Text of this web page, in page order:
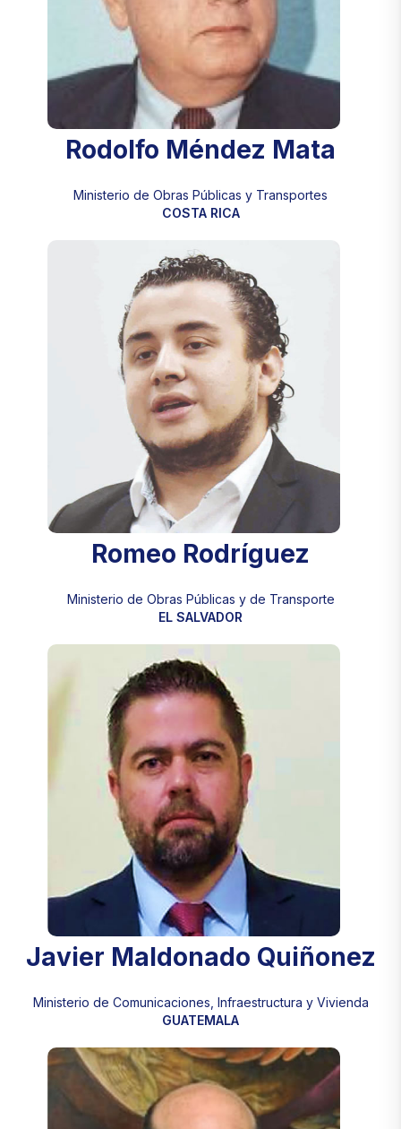
Rodolfo Méndez Mata
Ministerio de Obras Públicas y Transportes
COSTA RICA
Romeo Rodríguez
Ministerio de Obras Públicas y de Transporte
EL SALVADOR
Javier Maldonado Quiñonez
Ministerio de Comunicaciones, Infraestructura y Vivienda
GUATEMALA